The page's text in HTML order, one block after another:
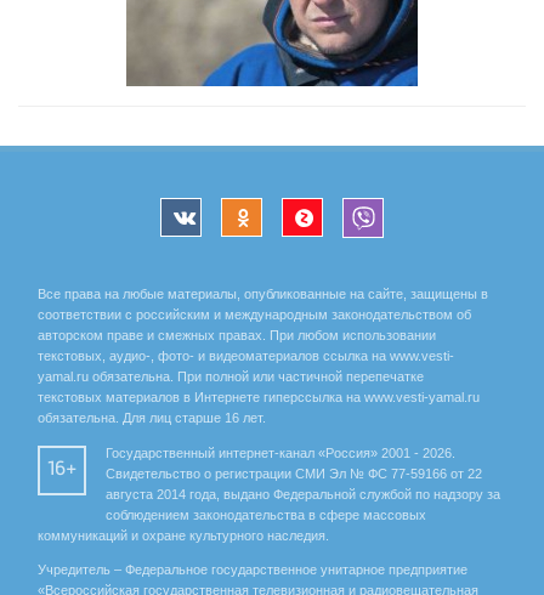
Все права на любые материалы, опубликованные на сайте, защищены в
соответствии с российским и международным законодательством об
авторском праве и смежных правах. При любом использовании
текстовых, аудио-, фото- и видеоматериалов ссылка на www.vesti-
yamal.ru обязательна. При полной или частичной перепечатке
текстовых материалов в Интернете гиперссылка на www.vesti-yamal.ru
обязательна. Для лиц старше 16 лет.
16+
Государственный интернет-канал «Россия» 2001 - 2026.
Свидетельство о регистрации СМИ Эл № ФС 77-59166 от 22
августа 2014 года, выдано Федеральной службой по надзору за
соблюдением законодательства в сфере массовых
коммуникаций и охране культурного наследия.
Учредитель – Федеральное государственное унитарное предприятие
«Всероссийская государственная телевизионная и радиовещательная